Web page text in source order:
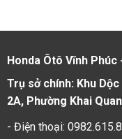
Honda Ôtô Vĩnh Phúc
Trụ sở chính: Khu
2A, Phường Khai
- Điện thoại: